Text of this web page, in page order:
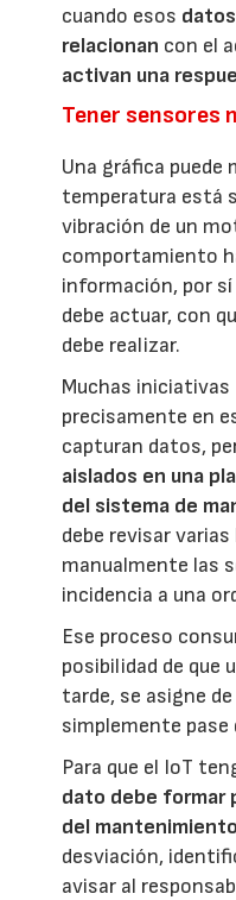
cuando esos
relacionan con el
activan una
Tener sensores
Una gráfica puede
temperatura está
vibración de un
comportamiento
información, por
debe actuar, con
debe realizar.
Muchas iniciativas
precisamente en
capturan datos,
aislados en una
del sistema de
debe revisar
manualmente las
incidencia a una
Ese proceso
posibilidad de que
tarde, se asigne
simplemente pase
Para que el IoT
dato debe formar
del mantenimiento
desviación,
avisar al